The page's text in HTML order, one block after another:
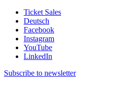
Ticket Sales
Deutsch
Facebook
Instagram
YouTube
LinkedIn
Subscribe to newsletter